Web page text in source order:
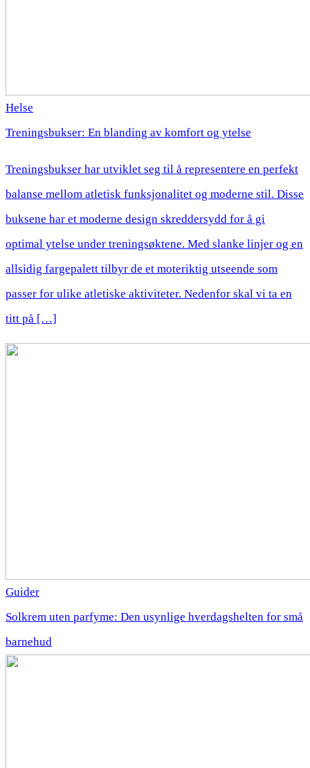
Helse
Treningsbukser: En blanding av komfort og ytelse
Treningsbukser har utviklet seg til å representere en perfekt
balanse mellom atletisk funksjonalitet og moderne stil. Disse
buksene har et moderne design skreddersydd for å gi
optimal ytelse under treningsøktene. Med slanke linjer og en
allsidig fargepalett tilbyr de et moteriktig utseende som
passer for ulike atletiske aktiviteter. Nedenfor skal vi ta en
titt på […]
Guider
Solkrem uten parfyme: Den usynlige hverdagshelten for små
barnehud